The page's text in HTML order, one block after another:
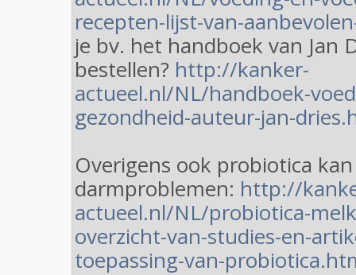
recepten-lijst-van-
je bv. het handboek van Jan
bestellen? http://kanker-
actueel.nl/NL/handboek-
gezondheid-auteur-jan-
Overigens ook probiotica
darmproblemen: http://
actueel.nl/NL/probiotica-
overzicht-van-studies-en-
toepassing-van-